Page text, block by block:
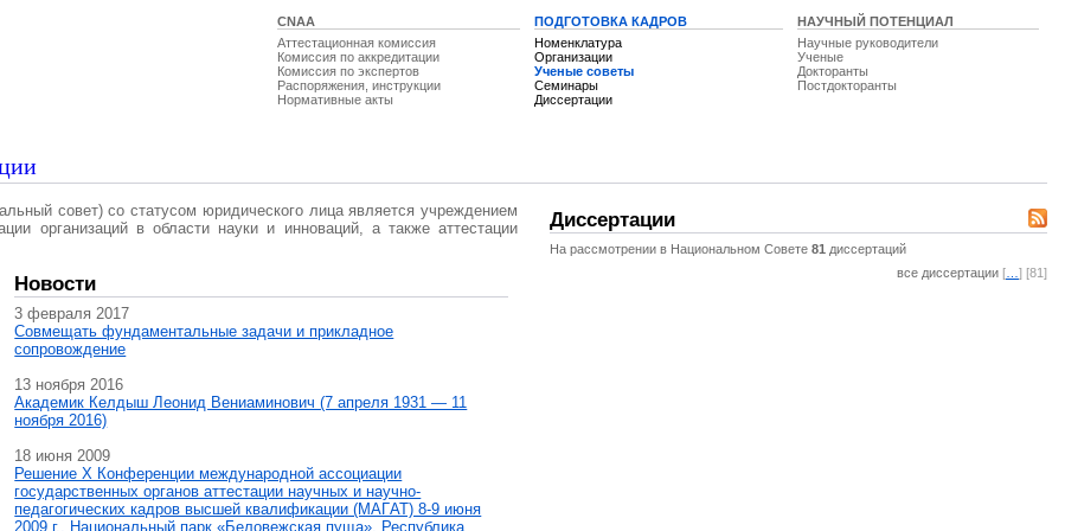
CNAA
Аттестационная комиссия
Комиссия по аккредитации
Комиссия по экспертов
Распоряжения, инструкции
Нормативные акты
ПОДГОТОВКА КАДРОВ
Номенклатура
Организации
Ученые советы
Семинары
Диссертации
НАУЧНЫЙ ПОТЕНЦИАЛ
Научные руководители
Ученые
Докторанты
Постдокторанты
совет) со статусом юридического лица является учреждением
организаций в области науки и инноваций, а также аттестации
Новости
3 февраля 2017
Совмещать фундаментальные задачи и прикладное
сопровождение
13 ноября 2016
Академик Келдыш Леонид Вениаминович (7 апреля 1931 — 11
ноября 2016)
18 июня 2009
Решение X Конференции международной ассоциации
государственных органов аттестации научных и научно-
педагогических кадров высшей квалификации (МАГAT) 8-9 июня
2009 г., Национальный парк «Беловежская пуща», Республика
Диссертации
На рассмотрении в Национальном Совете 81 диссертаций
все диссертации [ ] [81]